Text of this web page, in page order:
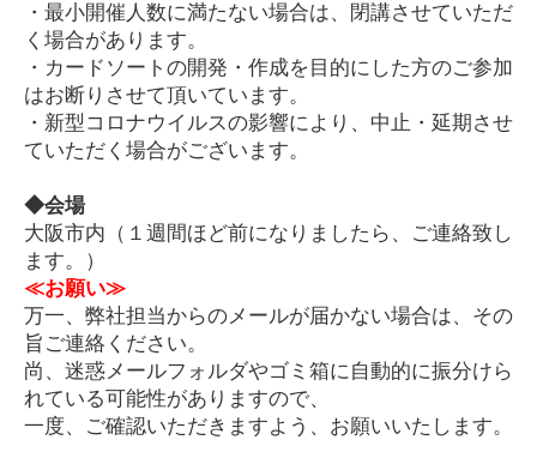
・最小開催人数に満たない場合は、閉講させていただ
く場合があります。
・カードソートの開発・作成を目的にした方のご参加
はお断りさせて頂いています。
・新型コロナウイルスの影響により、中止・延期させ
ていただく場合がございます。
◆会場
大阪市内（１週間ほど前になりましたら、ご連絡致し
ます。）
≪お願い≫
万一、弊社担当からのメールが届かない場合は、その
旨ご連絡ください。
尚、迷惑メールフォルダやゴミ箱に自動的に振分けら
れている可能性があり ますので、
一度、ご確認いただきますよう、お願いいたします。